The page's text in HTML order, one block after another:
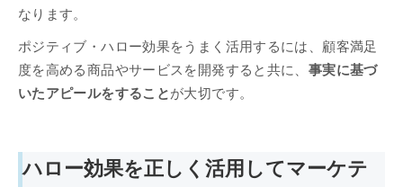
なります。
ポジティブ・ハロー効果をうまく活用するには、顧客満足
度を高める商品やサービスを開発すると共に、 事実に基づ
いたアピールをすることが大切です。
ハロー効果を正しく活用してマーケテ